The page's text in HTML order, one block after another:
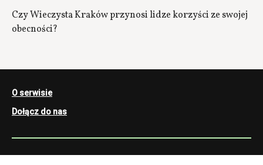
Czy Wieczysta Kraków przynosi lidze korzyści ze swojej
obecności?
O serwisie
Dołącz do nas